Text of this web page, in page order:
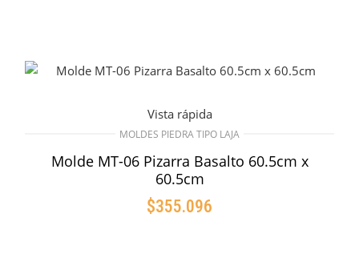
Vista rápida
MOLDES PIEDRA TIPO LAJA
Molde MT-06 Pizarra Basalto 60.5cm x
60.5cm
$355.096